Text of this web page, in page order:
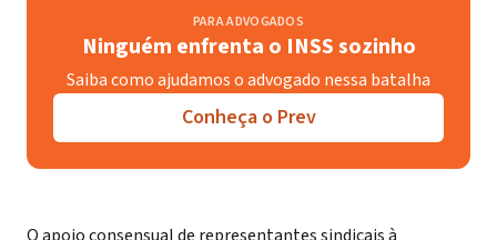
PARA ADVOGADOS
Ninguém enfrenta o INSS sozinho
Saiba como ajudamos o advogado nessa batalha
Conheça o Prev